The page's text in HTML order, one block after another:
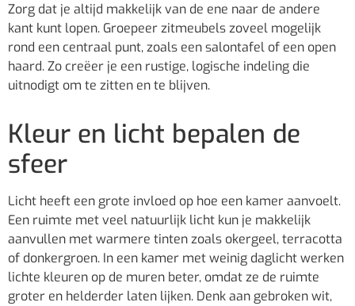
Zorg dat je altijd makkelijk van de ene naar de andere
kant kunt lopen. Groepeer zitmeubels zoveel mogelijk
rond een centraal punt, zoals een salontafel of een open
haard. Zo creëer je een rustige, logische indeling die
uitnodigt om te zitten en te blijven.
Kleur en licht bepalen de
sfeer
Licht heeft een grote invloed op hoe een kamer aanvoelt.
Een ruimte met veel natuurlijk licht kun je makkelijk
aanvullen met warmere tinten zoals okergeel, terracotta
of donkergroen. In een kamer met weinig daglicht werken
lichte kleuren op de muren beter, omdat ze de ruimte
groter en helderder laten lijken. Denk aan gebroken wit,